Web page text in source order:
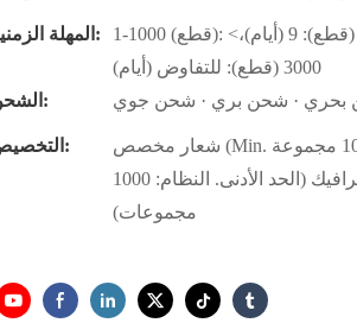
المهلة الزمنية:
1-1000 (قطع): 7 (أيام)، 1001-2000 (قطع): 8 (أيام)، 2001-3000 (قطع): 9 (أيام)،>
3000 (قطع): للتفاوض (أيام)
الشحن:
بحري · شحن بري · شحن جوي
التخصيص:
شعار مخصص (Min. الترتيب: 1000 مجموعة) ، تغليف حسب الطلب (الحد الأدنى.
الترتيب: 1000 مجموعة) ، تخصيص الجرافيك (الحد الأدنى. النظام: 1000
مجموعات)